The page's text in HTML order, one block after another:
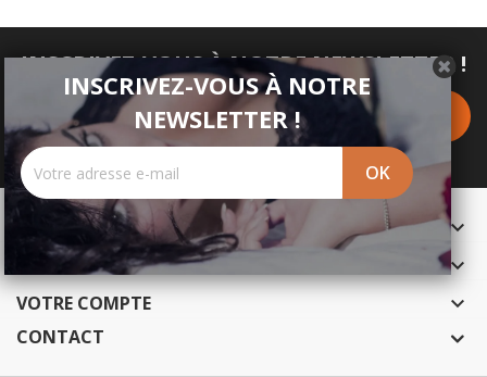
INSCRIVEZ-VOUS À NOTRE NEWSLETTER !
INSCRIVEZ-VOUS À NOTRE
NEWSLETTER !
PRODUITS 
NOTRE SOCIÉTÉ 
VOTRE COMPTE 
CONTACT